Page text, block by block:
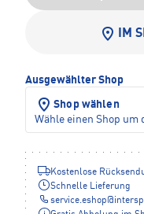
IM
Ausgewählter Shop
Shop wählen
Wähle einen Shop um
Kostenlose
Schnelle Lieferung
service.eshop@